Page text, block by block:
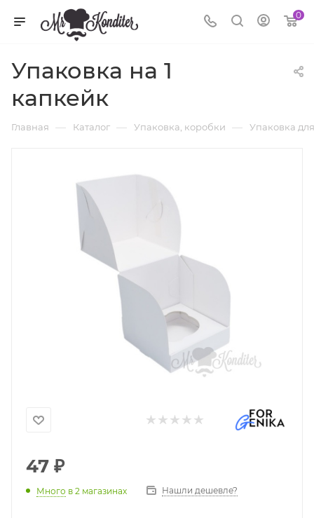
0
Упаковка на 1
капкейк
Главная — Каталог — Упаковка, коробки — Упаковка
47 ₽
Много в 2 магазинах Нашли дешевле?